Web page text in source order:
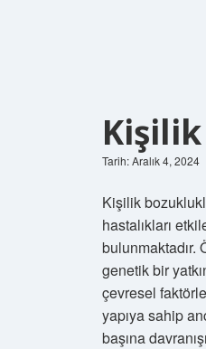
Tarih: Aralık 4, 2024
Kişilik
hastalıkları
genetik bir
çevresel
yapıya sahip
başına